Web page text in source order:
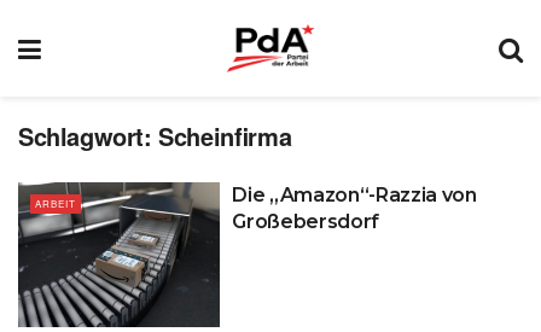
Schlagwort:Scheinfirma
ARBEIT
Die „Amazon“-Razzia von
Großebersdorf